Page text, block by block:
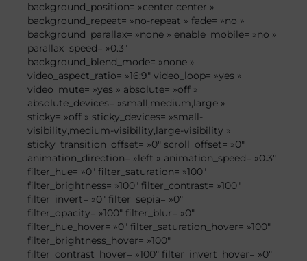
background_position= »center center »
background_repeat= »no-repeat » fade= »no »
background_parallax= »none » enable_mobile= »no »
parallax_speed= »0.3″
background_blend_mode= »none »
video_aspect_ratio= »16:9″ video_loop= »yes »
video_mute= »yes » absolute= »off »
absolute_devices= »small,medium,large »
sticky= »off » sticky_devices= »small-
visibility,medium-visibility,large-visibility »
sticky_transition_offset= »0″ scroll_offset= »0″
animation_direction= »left » animation_speed= »0.3″
filter_hue= »0″ filter_saturation= »100″
filter_brightness= »100″ filter_contrast= »100″
filter_invert= »0″ filter_sepia= »0″
filter_opacity= »100″ filter_blur= »0″
filter_hue_hover= »0″ filter_saturation_hover= »100″
filter_brightness_hover= »100″
filter_contrast_hover= »100″ filter_invert_hover= »0″